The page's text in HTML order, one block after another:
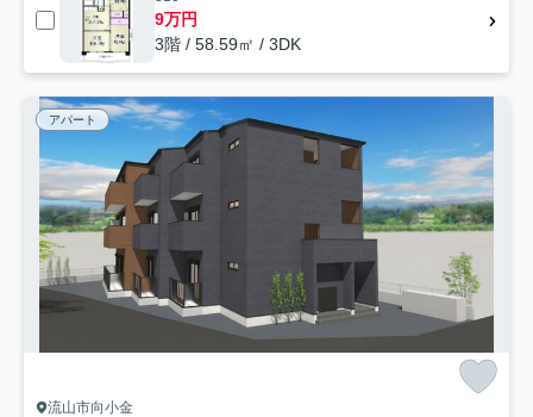
9万円
3階 / 58.59㎡ / 3DK
アパート
流山市向小金